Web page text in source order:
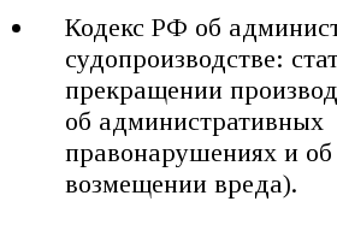
Кодекс РФ об
судопроизводстве:
прекращении
об административных
правонарушениях и об
возмещении вреда).